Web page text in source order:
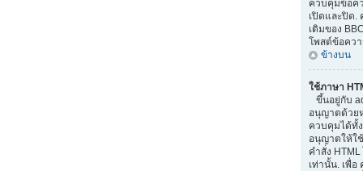
ควบคุมข้อค
เปิดและปิด.
เติมของ
โพสต์ข้อคว
ข้างบน
ใช้ภาษา
ขึ้นอยู่กับ
อนุญาตด้วย
ควบคุมได้ทั้
อนุญาตให้ใ
คำสั่ง
เท่านั้น. เพื่